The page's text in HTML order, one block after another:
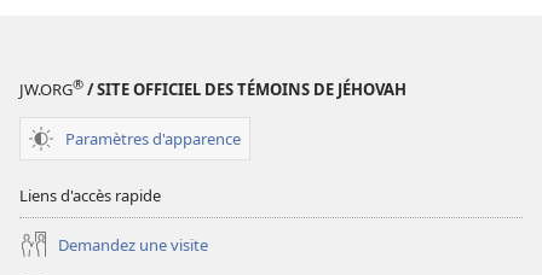
perspicace
JW.ORG® / SITE OFFICIEL DES TÉMOINS DE JÉHOVAH
Paramètres d'apparence
Liens d'accès rapide
Demandez une visite